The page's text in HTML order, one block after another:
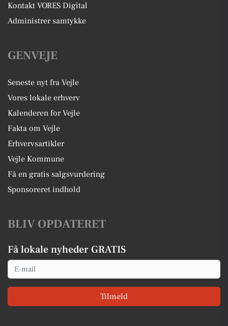
Kontakt VORES Digital
Administrer samtykke
GENVEJE
Seneste nyt fra Vejle
Vores lokale erhverv
Kalenderen for Vejle
Fakta om Vejle
Erhvervsartikler
Vejle Kommune
Få en gratis salgsvurdering
Sponsoreret indhold
BLIV OPDATERET
Få lokale nyheder GRATIS
Email
Tilmeld